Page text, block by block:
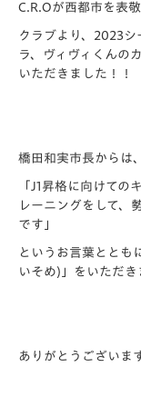
C.R.Oが西都市を表敬
クラブより、2023シ
ラ、ヴィヴィくんの
いただきました！！
橋田和実市長からは、
「J1昇格に向けての
レーニングをして、
です」
というお言葉ととも
いそめ)」をいただき
ありがとうございま